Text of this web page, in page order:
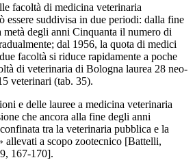
facoltà di medicina veterinaria
essere suddivisa in due periodi: dalla fine
degli anni Cinquanta il numero di
dal 1956, la quota di medici
facoltà si riduce rapidamente a poche
di veterinaria di Bologna laurea 28 neo-
veterinari (tab. 35).
e delle lauree a medicina veterinaria
che ancora alla fine degli anni
tra la veterinaria pubblica e la
allevati a scopo zootecnico [Battelli,
167-170].